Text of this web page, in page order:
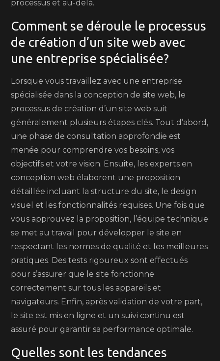
processus et au-delà.
Comment se déroule le processus
de création d’un site web avec
une entreprise spécialisée?
Lorsque vous travaillez avec une entreprise
spécialisée dans la conception de site web, le
processus de création d’un site web suit
généralement plusieurs étapes clés. Tout d’abord,
une phase de consultation approfondie est
menée pour comprendre vos besoins, vos
objectifs et votre vision. Ensuite, les experts en
conception web élaborent une proposition
détaillée incluant la structure du site, le design
visuel et les fonctionnalités requises. Une fois que
vous approuvez la proposition, l’équipe technique
se met au travail pour développer le site en
respectant les normes de qualité et les meilleures
pratiques. Des tests rigoureux sont effectués
pour s’assurer que le site fonctionne
correctement sur tous les appareils et
navigateurs. Enfin, après validation de votre part,
le site est mis en ligne et un suivi continu est
assuré pour garantir sa performance optimale.
Quelles sont les tendances